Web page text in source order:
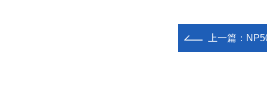
上一篇：